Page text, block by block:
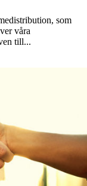
som
våra
till...